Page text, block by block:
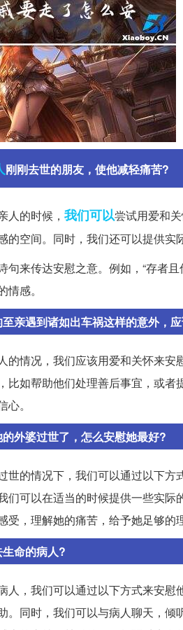
刚刚去世的朋友，使他减轻痛苦?
人的时候， 我们可以尝试用爱和
的空间。同时，我们还可以提供实
句来传达安慰之意。例如，“存者
感。
亲遇到诸如出车祸这样的意外，
的情况，我们应该用爱和关怀来
比如帮助他们处理善后事宜，或
。
外婆过世了，怎么安慰她最好?
世的情况下，我们可以通过以下
们可以在适当的时候提供一些实
受，理解她的痛苦，给予她足够的
命的病人?
人，我们可以通过以下方式来安
。同时，我们可以与病人聊天，